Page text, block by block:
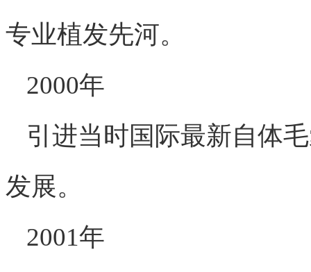
专业植发先河。
2000年
引进当时国际最新自体
发展。
2001年